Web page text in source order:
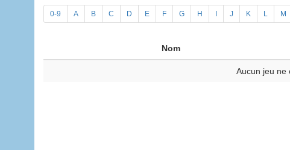
0-9 A B C D E F G H J K L M
Nom
Aucun jeu ne